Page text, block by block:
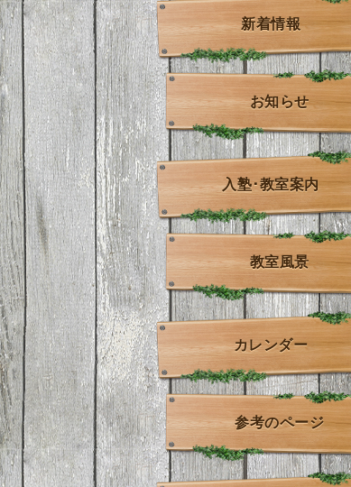
新着情報
お知らせ
入塾･教室案内
教室風景
カレンダー
参考のページ